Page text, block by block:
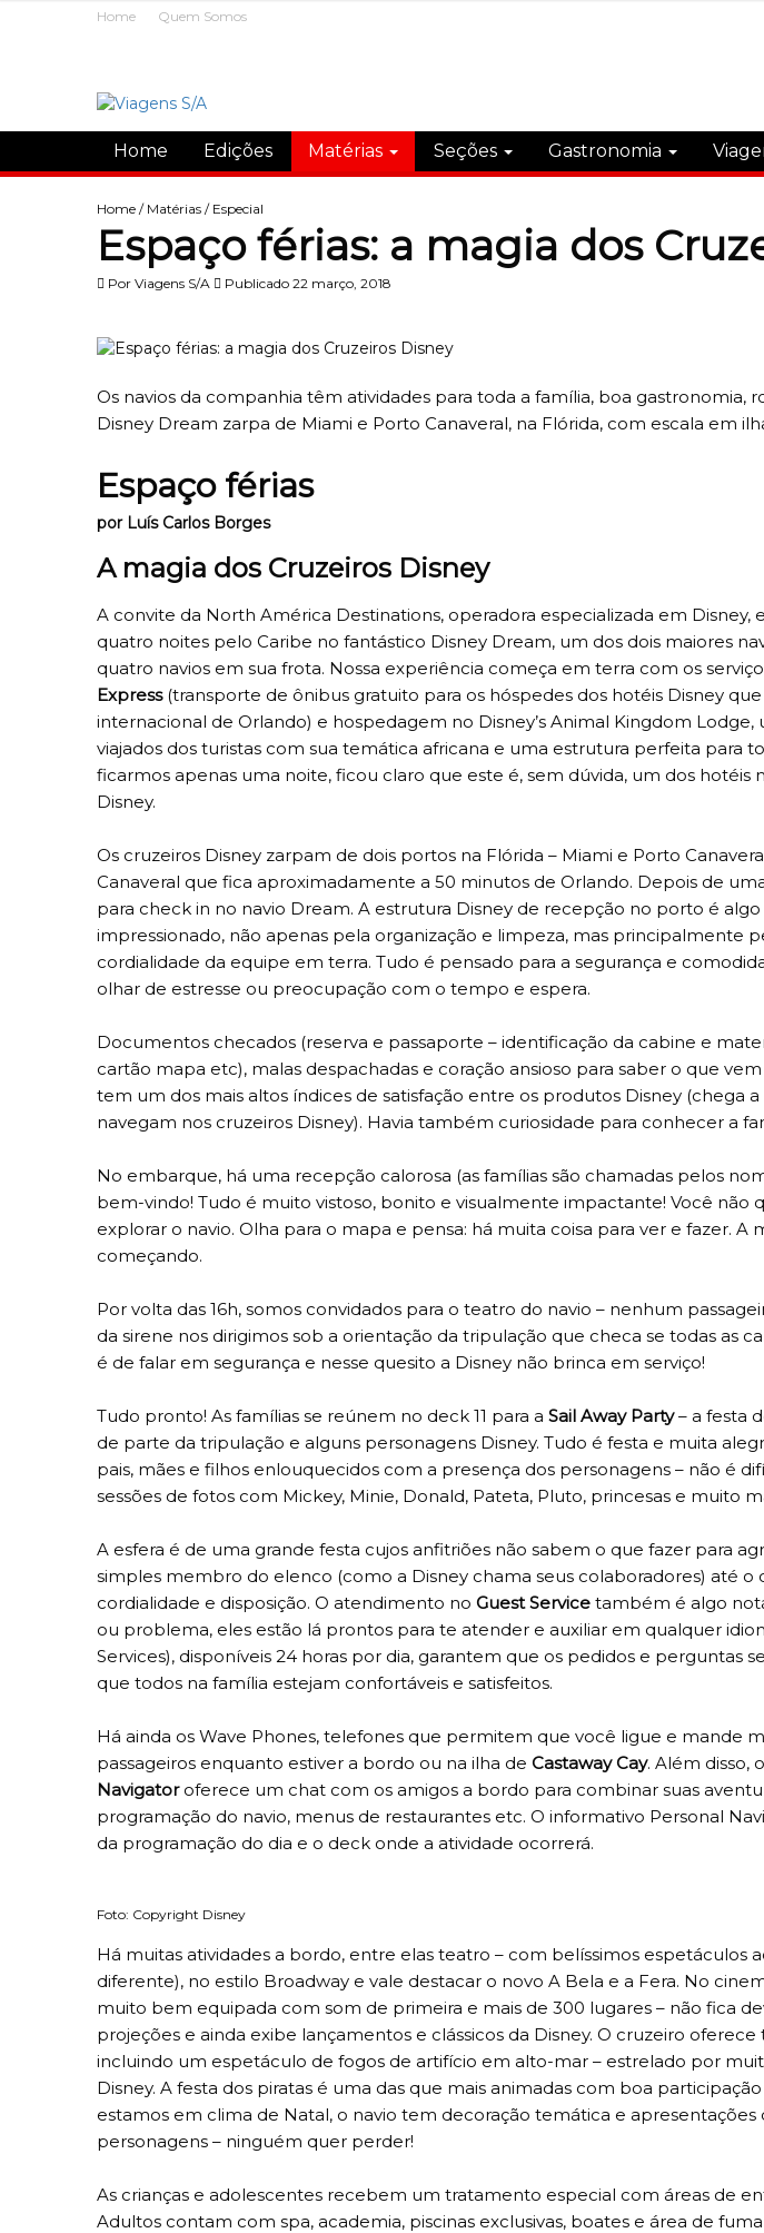
Home Quem Somos
Home Edições Matérias Seções Gastronomia
Home / Matérias / Especial
Espaço férias: a magia dos
Por Viagens S/A Publicado 22 março, 2018
Os navios da companhia têm atividades para toda a família, boa gastronomia,
Disney Dream zarpa de Miami e Porto Canaveral, na Flórida, com escala em
Espaço férias
por Luís Carlos Borges
A magia dos Cruzeiros Disney
A convite da North América Destinations, operadora especializada em
quatro noites pelo Caribe no fantástico Disney Dream, um dos dois maiores
quatro navios em sua frota. Nossa experiência começa em terra com os
Express(transporte de ônibus gratuito para os hóspedes dos hotéis Disney
internacional de Orlando) e hospedagem no Disney’s Animal Kingdom
viajados dos turistas com sua temática africana e uma estrutura perfeita para
ficarmos apenas uma noite, ficou claro que este é, sem dúvida, um dos hotéis
Disney.
Os cruzeiros Disney zarpam de dois portos na Flórida – Miami e Porto
Canaveral que fica aproximadamente a 50 minutos de Orlando. Depois de
para check in no navio Dream. A estrutura Disney de recepção no porto é
impressionado, não apenas pela organização e limpeza, mas principalmente
cordialidade da equipe em terra. Tudo é pensado para a segurança e
olhar de estresse ou preocupação com o tempo e espera.
Documentos checados (reserva e passaporte – identificação da cabine e
cartão mapa etc), malas despachadas e coração ansioso para saber o que
tem um dos mais altos índices de satisfação entre os produtos Disney (chega
navegam nos cruzeiros Disney). Havia também curiosidade para conhecer a
No embarque, há uma recepção calorosa (as famílias são chamadas pelos
bem-vindo! Tudo é muito vistoso, bonito e visualmente impactante! Você não
explorar o navio. Olha para o mapa e pensa: há muita coisa para ver e fazer. A
começando.
Por volta das 16h, somos convidados para o teatro do navio – nenhum
da sirene nos dirigimos sob a orientação da tripulação que checa se todas as
é de falar em segurança e nesse quesito a Disney não brinca em serviço!
Tudo pronto! As famílias se reúnem no deck 11 para a Sail Away Party– a festa
de parte da tripulação e alguns personagens Disney. Tudo é festa e muita
pais, mães e filhos enlouquecidos com a presença dos personagens – não é
sessões de fotos com Mickey, Minie, Donald, Pateta, Pluto, princesas e muito
A esfera é de uma grande festa cujos anfitriões não sabem o que fazer para
simples membro do elenco (como a Disney chama seus colaboradores) até o
cordialidade e disposição. O atendimento no Guest Service também é algo
ou problema, eles estão lá prontos para te atender e auxiliar em qualquer
Services), disponíveis 24 horas por dia, garantem que os pedidos e perguntas
que todos na família estejam confortáveis e satisfeitos.
Há ainda os Wave Phones, telefones que permitem que você ligue e mande
passageiros enquanto estiver a bordo ou na ilha de Castaway Cay. Além disso,
Navigatoroferece um chat com os amigos a bordo para combinar suas
programação do navio, menus de restaurantes etc. O informativo Personal
da programação do dia e o deck onde a atividade ocorrerá.
Foto: Copyright Disney
Há muitas atividades a bordo, entre elas teatro – com belíssimos espetáculos
diferente), no estilo Broadway e vale destacar o novo A Bela e a Fera. No
muito bem equipada com som de primeira e mais de 300 lugares – não fica
projeções e ainda exibe lançamentos e clássicos da Disney. O cruzeiro
incluindo um espetáculo de fogos de artifício em alto-mar – estrelado por
Disney. A festa dos piratas é uma das que mais animadas com boa
estamos em clima de Natal, o navio tem decoração temática e apresentações
personagens – ninguém quer perder!
As crianças e adolescentes recebem um tratamento especial com áreas de
Adultos contam com spa, academia, piscinas exclusivas, boates e área de